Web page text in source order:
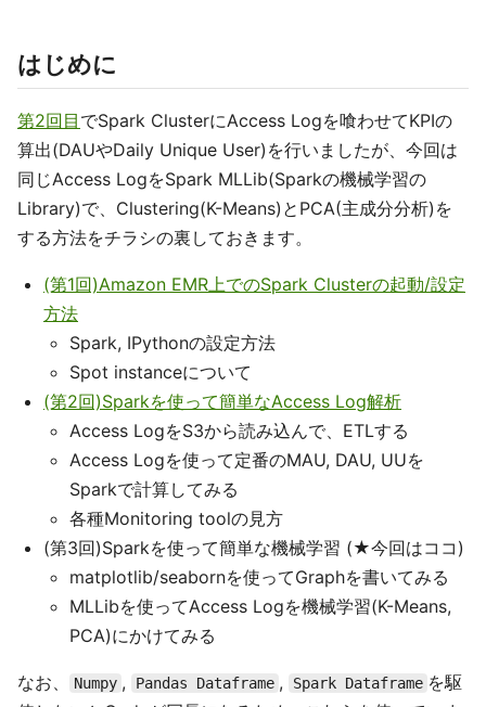
はじめに
第2回目 でSpark ClusterにAccess Logを喰わせてKPIの
算出(DAUやDaily Unique User)を行いましたが、今回は
同じAccess LogをSpark MLLib(Sparkの機械学習の
Library)で、Clustering(K-Means)とPCA(主成分分析)を
する方法をチラシの裏しておきます。
(第1回)Amazon EMR上でのSpark Clusterの起動/設定
方法
Spark, IPythonの設定方法
Spot instanceについて
(第2回)Sparkを使って簡単なAccess Log解析
Access LogをS3から読み込んで、ETLする
Access Logを使って定番のMAU, DAU, UUを
Sparkで計算してみる
各種Monitoring toolの見方
(第3回)Sparkを使って簡単な機械学習 (★今回はココ)
matplotlib/seabornを使ってGraphを書いてみる
MLLibを使ってAccess Logを機械学習(K-Means,
PCA)にかけてみる
なお、 Numpy , Pandas Dataframe , Spark Dataframe を駆